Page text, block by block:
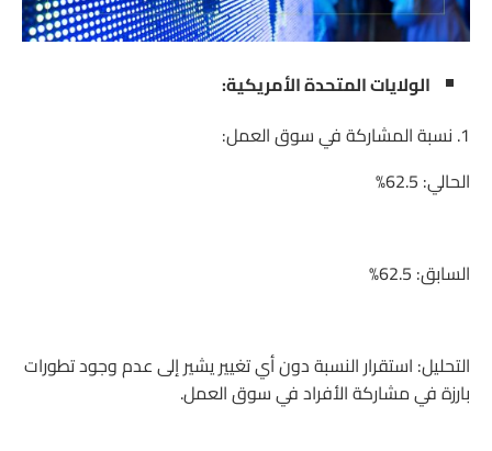
الولايات المتحدة الأمريكية:
1. نسبة المشاركة في سوق العمل:
الحالي: 62.5%
السابق: 62.5%
التحليل: استقرار النسبة دون أي تغيير يشير إلى عدم وجود تطورات
بارزة في مشاركة الأفراد في سوق العمل.